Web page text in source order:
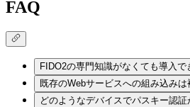
FAQ
FIDO2の専門知識がなくても導入で
既存のWebサービスへの組み込みは
どのようなデバイスでパスキー認証